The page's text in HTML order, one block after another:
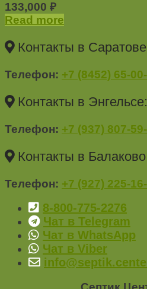
133,000 ₽
Read more
Контакты в
Телефон: +7 (8452) 65-
Контакты в Энгельсе:
Телефон: +7 (937) 807-
Контакты в
Телефон: +7 (927) 225-
8-800-775-2276
Чат в Telegram
Чат в WhatsApp
Чат в Viber